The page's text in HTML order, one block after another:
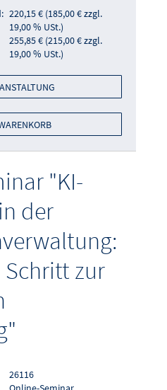
220,15 € (185,00 € zzgl.
19,00 % USt.)
255,85 € (215,00 € zzgl.
19,00 % USt.)
"KI-
der
Schritt zur
26116